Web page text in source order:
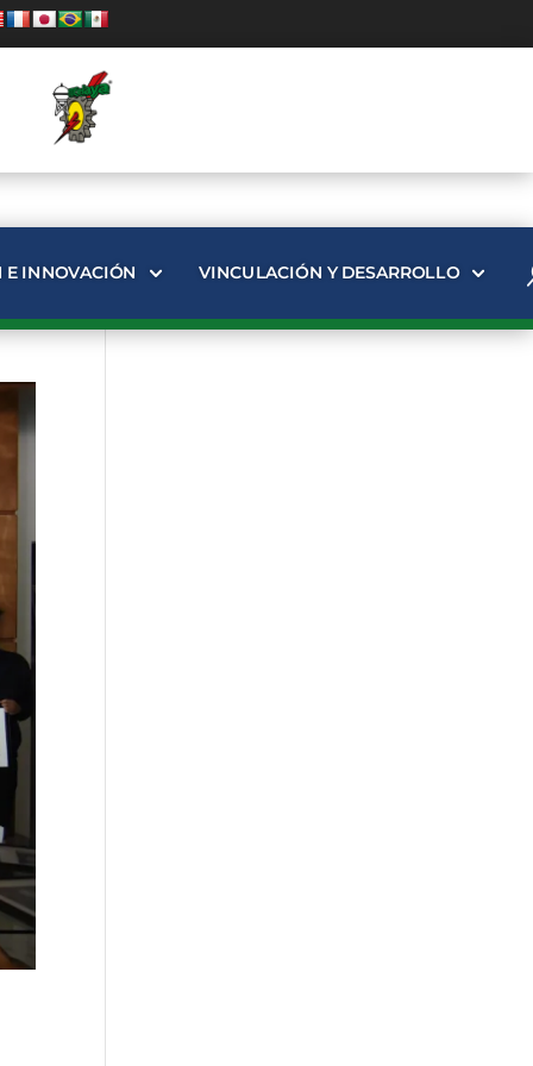
E INNOVACIÓN VINCULACIÓN Y DESARROLLO